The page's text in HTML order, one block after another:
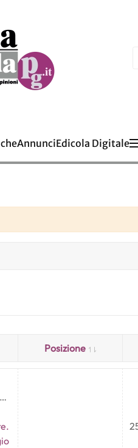
AnnunciEdicola Digitale
Posizione